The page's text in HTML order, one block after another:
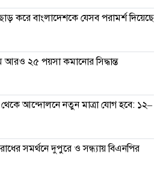
করে বাংলাদেশকে যেসব পরামর্শ দিয়েছে
আরও ২৫ পয়সা কমানোর সিদ্ধান্ত
থেকে আন্দোলনে নতুন মাত্রা যোগ হবে: ১২–
সমর্থনে দুপুরে ও সন্ধ্যায় বিএনপির